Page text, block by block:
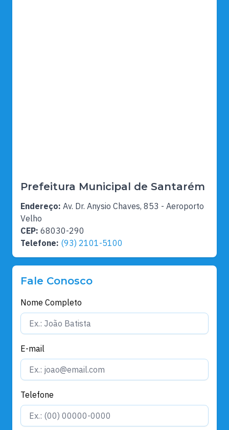
Prefeitura Municipal de Santarém
Endereço: Av. Dr. Anysio Chaves, 853 - Aeroporto
Velho
CEP: 68030-290
Telefone: (93) 2101-5100
Fale Conosco
Nome Completo
E-mail
Telefone